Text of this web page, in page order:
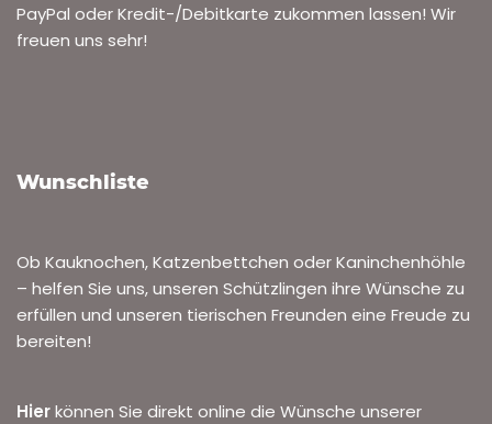
PayPal oder Kredit-/Debitkarte zukommen lassen! Wir
freuen uns sehr!
Wunschliste
Ob Kauknochen, Katzenbettchen oder Kaninchenhöhle
– helfen Sie uns, unseren Schützlingen ihre Wünsche zu
erfüllen und unseren tierischen Freunden eine Freude zu
bereiten!
Hierkönnen Sie direkt online die Wünsche unserer